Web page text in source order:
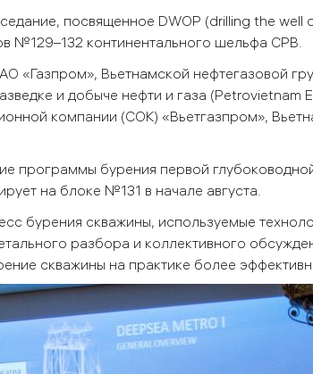
посвященное DWOP (drilling the well
№129–132 континентального шельфа СРВ.
«Газпром», Вьетнамской нефтегазовой
и добыче нефти и газа (Petrovietnam
компании (СОК) «Вьетгазпром»,
программы бурения первой
на блоке №131 в начале августа.
бурения скважины, используемые
разбора и коллективного
скважины на практике более